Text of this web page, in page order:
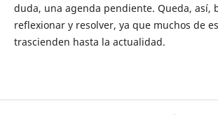
duda, una agenda pendiente. Queda, así,
reflexionar y resolver, ya que muchos de
trascienden hasta la actualidad.